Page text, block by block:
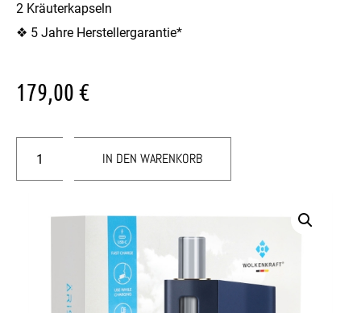
2 Kräuterkapseln
❖ 5 Jahre Herstellergarantie*
179,00€
IN DEN WARENKORB